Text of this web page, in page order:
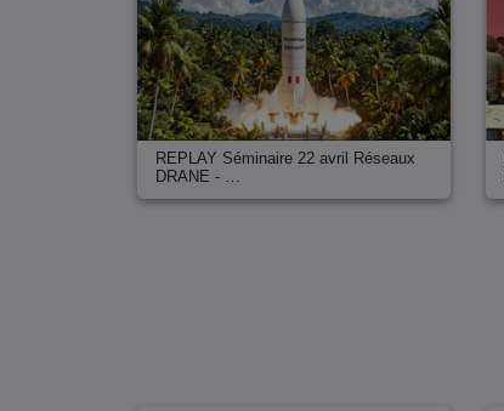
REPLAY Séminaire 22 avril Réseaux
DRANE - …